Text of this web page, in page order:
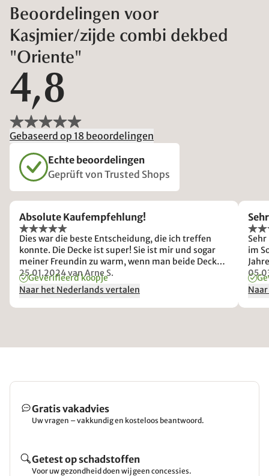
Beoordelingen voor
Kasjmier/zijde combi dekbed
"Oriente"
4,8
Gebaseerd op 18 beoordelingen
Echte beoordelingen
Geprüft von Trusted Shops
Absolute Kaufempfehlung!
Dies war die beste Entscheidung, die ich treffen
konnte. Die Decke ist super! Sie ist mir und sogar
meiner Freundin zu warm, wenn man beide Decken
zusammensetzt! Dennoch haben wir nicht darin
geschwitzt. Ich bin schon gespannt, wie angenehm
die Sommer nun mit der Seidendecke werden. Ich
möchte die Decke nicht mehr missen!
25.01.2024van Arne S.
Geverifieerd koopje
Naar het Nederlands vertalen
im
Gratis vakadvies
Uw vragen – vakkundig en kosteloos beantwoord.
Getest op schadstoffen
Voor uw gezondheid doen wij geen concessies.